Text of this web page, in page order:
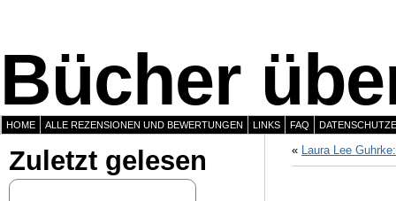
Bücher
HOME ALLE REZENSIONEN UND BEWERTUNGEN LINKS FAQ
Zuletzt gelesen « Laura Lee